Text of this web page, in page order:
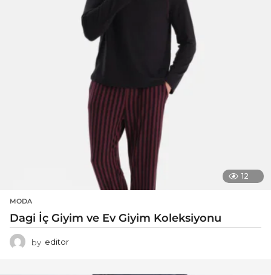
12
MODA
Dagi İç Giyim ve Ev Giyim Koleksiyonu
by editor